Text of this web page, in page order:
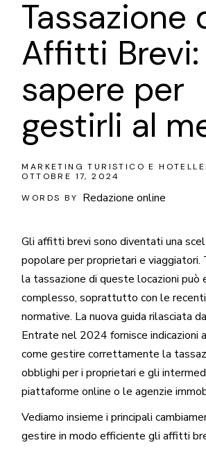
Tassazione
Affitti
sapere per
gestirli al
MARKETING TURISTICO E
OTTOBRE 17, 2024
WORDS BY
Redazione online
Gli affitti brevi sono diventati una
popolare per proprietari e
la tassazione di queste locazioni può
complesso, soprattutto con le
normative. La nuova guida rilasciata
Entrate nel 2024 fornisce indicazioni
come gestire correttamente la
obblighi per i proprietari e gli
piattaforme online o le agenzie
Vediamo insieme i principali
gestire in modo efficiente gli affitti